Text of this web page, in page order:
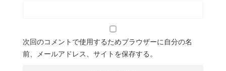
次回のコメントで使用するためブラウザーに自分の名
前、メールアドレス、サイトを保存する。